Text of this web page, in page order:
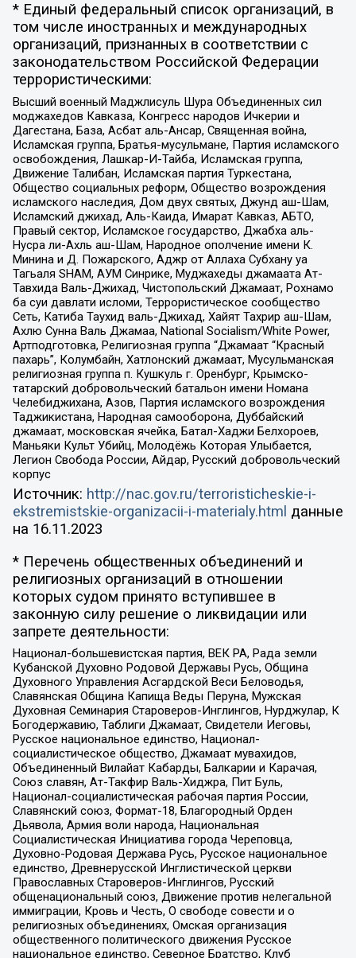
* Единый федеральный список организаций, в
том числе иностранных и международных
организаций, признанных в соответствии с
законодательством Российской Федерации
террористическими:
Высший военный Маджлисуль Шура Объединенных сил
моджахедов Кавказа, Конгресс народов Ичкерии и
Дагестана, База, Асбат аль-Ансар, Священная война,
Исламская группа, Братья-мусульмане, Партия исламского
освобождения, Лашкар-И-Тайба, Исламская группа,
Движение Талибан, Исламская партия Туркестана,
Общество социальных реформ, Общество возрождения
исламского наследия, Дом двух святых, Джунд аш-Шам,
Исламский джихад, Аль-Каида, Имарат Кавказ, АБТО,
Правый сектор, Исламское государство, Джабха аль-
Нусра ли-Ахль аш-Шам, Народное ополчение имени К.
Минина и Д. Пожарского, Аджр от Аллаха Субхану уа
Тагьаля SHAM, АУМ Синрике, Муджахеды джамаата Ат-
Тавхида Валь-Джихад, Чистопольский Джамаат, Рохнамо
ба суи давлати исломи, Террористическое сообщество
Сеть, Катиба Таухид валь-Джихад, Хайят Тахрир аш-Шам,
Ахлю Сунна Валь Джамаа, National Socialism/White Power,
Артподготовка, Религиозная группа “Джамаат “Красный
пахарь”, Колумбайн, Хатлонский джамаат, Мусульманская
религиозная группа п. Кушкуль г. Оренбург, Крымско-
татарский добровольческий батальон имени Номана
Челебиджихана, Азов, Партия исламского возрождения
Таджикистана, Народная самооборона, Дуббайский
джамаат, московская ячейка, Батал-Хаджи Белхороев,
Маньяки Культ Убийц, Молодёжь Которая Улыбается,
Легион Свобода России, Айдар, Русский добровольческий
корпус
Источник: http://nac.gov.ru/terroristicheskie-i-
ekstremistskie-organizacii-i-materialy.html данные
на 16.11.2023
* Перечень общественных объединений и
религиозных организаций в отношении
которых судом принято вступившее в
законную силу решение о ликвидации или
запрете деятельности:
Национал-большевистская партия, ВЕК РА, Рада земли
Кубанской Духовно Родовой Державы Русь, Община
Духовного Управления Асгардской Веси Беловодья,
Славянская Община Капища Веды Перуна, Мужская
Духовная Семинария Староверов-Инглингов, Нурджулар, К
Богодержавию, Таблиги Джамаат, Свидетели Иеговы,
Русское национальное единство, Национал-
социалистическое общество, Джамаат мувахидов,
Объединенный Вилайат Кабарды, Балкарии и Карачая,
Союз славян, Ат-Такфир Валь-Хиджра, Пит Буль,
Национал-социалистическая рабочая партия России,
Славянский союз, Формат-18, Благородный Орден
Дьявола, Армия воли народа, Национальная
Социалистическая Инициатива города Череповца,
Духовно-Родовая Держава Русь, Русское национальное
единство, Древнерусской Инглистической церкви
Православных Староверов-Инглингов, Русский
общенациональный союз, Движение против нелегальной
иммиграции, Кровь и Честь, О свободе совести и о
религиозных объединениях, Омская организация
общественного политического движения Русское
национальное единство, Северное Братство, Клуб